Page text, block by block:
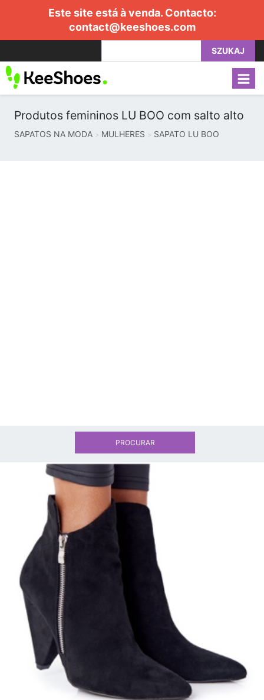
Este site está à venda. Contacto:
contact@keeshoes.com
SZUKAJ
Produtos femininos LU BOO com salto alto
SAPATOS NA MODA MULHERES SAPATO LU BOO
PROCURAR